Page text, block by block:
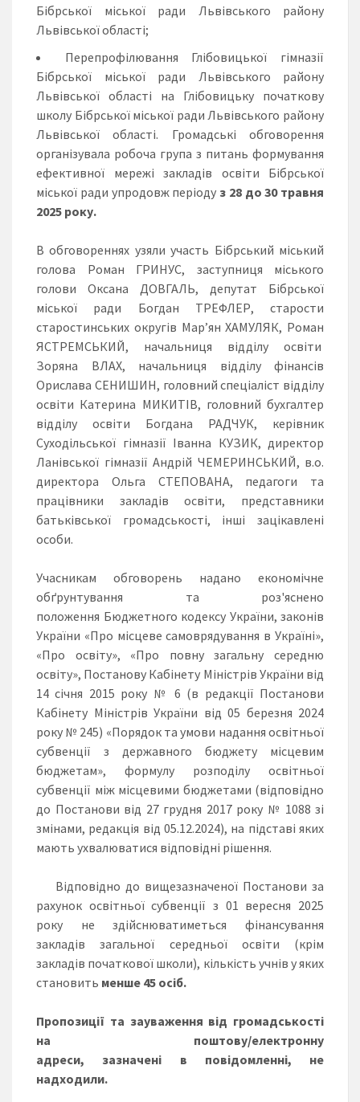
Бібрської міської ради Львівського району
Львівської області;
Перепрофілювання Глібовицької гімназії
Бібрської міської ради Львівського району
Львівської області на Глібовицьку початкову
школу Бібрської міської ради Львівського району
Львівської області. Громадські обговорення
організувала робоча група з питань формування
ефективної мережі закладів освіти Бібрської
міської ради упродовж періоду з 28 до 30травня
2025 року.
В обговореннях узяли участь Бібрський міський
голова Роман ГРИНУС, заступниця міського
голови Оксана ДОВГАЛЬ, депутат Бібрської
міської ради Богдан ТРЕФЛЕР, старости
старостинських округів Мар’ян ХАМУЛЯК, Роман
ЯСТРЕМСЬКИЙ, начальниця відділу освіти
Зоряна ВЛАХ, начальниця відділу фінансів
Орислава СЕНИШИН, головний спеціаліст відділу
освіти Катерина МИКИТІВ, головний бухгалтер
відділу освіти Богдана РАДЧУК, керівник
Суходільської гімназії Іванна КУЗИК, директор
Ланівської гімназії Андрій ЧЕМЕРИНСЬКИЙ, в.о.
директора Ольга СТЕПОВАНА, педагоги та
працівники закладів освіти, представники
батьківської громадськості, інші зацікавлені
особи.
Учасникам обговорень надано економічне
обґрунтування та роз'яснено
положення Бюджетного кодексу України, законів
України «Про місцеве самоврядування в Україні»,
«Про освіту», «Про повну загальну середню
освіту», Постанову Кабінету Міністрів України від
14 січня 2015 року № 6 (в редакції Постанови
Кабінету Міністрів України від 05 березня 2024
року № 245) «Порядок та умови надання освітньої
субвенції з державного бюджету місцевим
бюджетам», формулу розподілу освітньої
субвенції між місцевими бюджетами (відповідно
до Постанови від 27 грудня 2017 року № 1088 зі
змінами, редакція від 05.12.2024), на підставі яких
мають ухвалюватися відповідні рішення.
Відповідно до вищезазначеної Постанови за
рахунок освітньої субвенції з 01 вересня 2025
року не здійснюватиметься фінансування
закладів загальної середньої освіти (крім
закладів початкової школи), кількість учнів у яких
становить менше 45 осіб.
Пропозиції та зауваження від громадськості
на поштову/електронну
адреси, зазначені в повідомленні, не
надходили.